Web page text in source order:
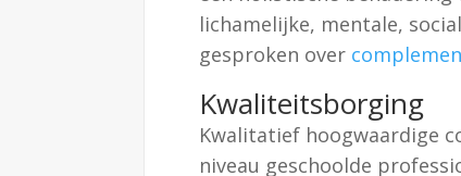
lichamelijke, mentale,
gesproken over
Kwaliteitsborging
Kwalitatief hoogwaardige
niveau geschoolde